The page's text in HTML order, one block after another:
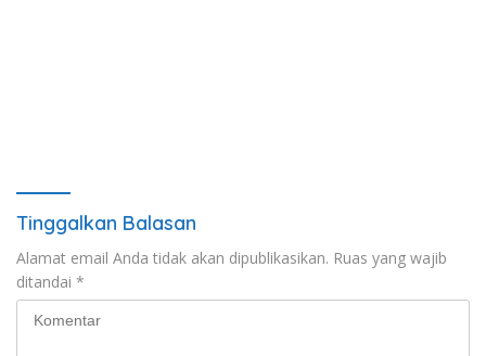
Tinggalkan Balasan
Alamat email Anda tidak akan dipublikasikan. Ruas yang wajib
ditandai *